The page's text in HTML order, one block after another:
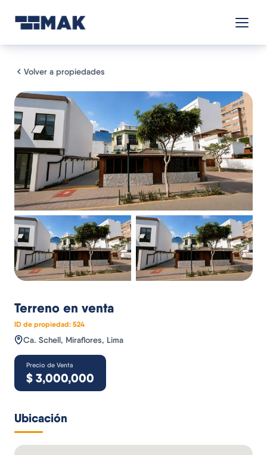
Volver a propiedades
Terreno en venta
ID de propiedad: 524
Ca. Schell, Miraflores, Lima
Precio de Venta
$ 3,000,000
Ubicación